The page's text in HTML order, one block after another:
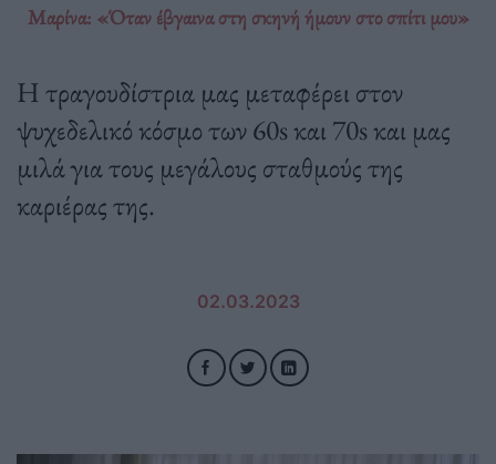
Μαρίνα: «Όταν έβγαινα στη σκηνή ήμουν στο σπίτι μου»
Η τραγουδίστρια μας μεταφέρει στον
ψυχεδελικό κόσμο των 60s και 70s και μας
μιλά για τους μεγάλους σταθμούς της
καριέρας της.
02.03.2023